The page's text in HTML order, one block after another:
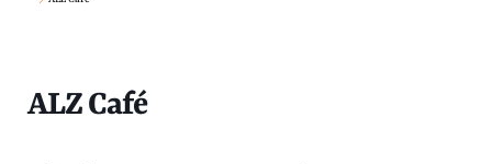
ALZ Café